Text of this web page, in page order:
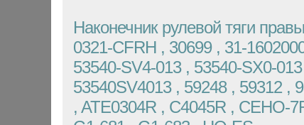
Наконечник рулевой тяги
0321-CFRH , 30699 , 31-
53540-SV4-013 , 53540-SX0-
53540SV4013 , 59248 , 59312 ,
, ATE0304R , C4045R , CEHO-